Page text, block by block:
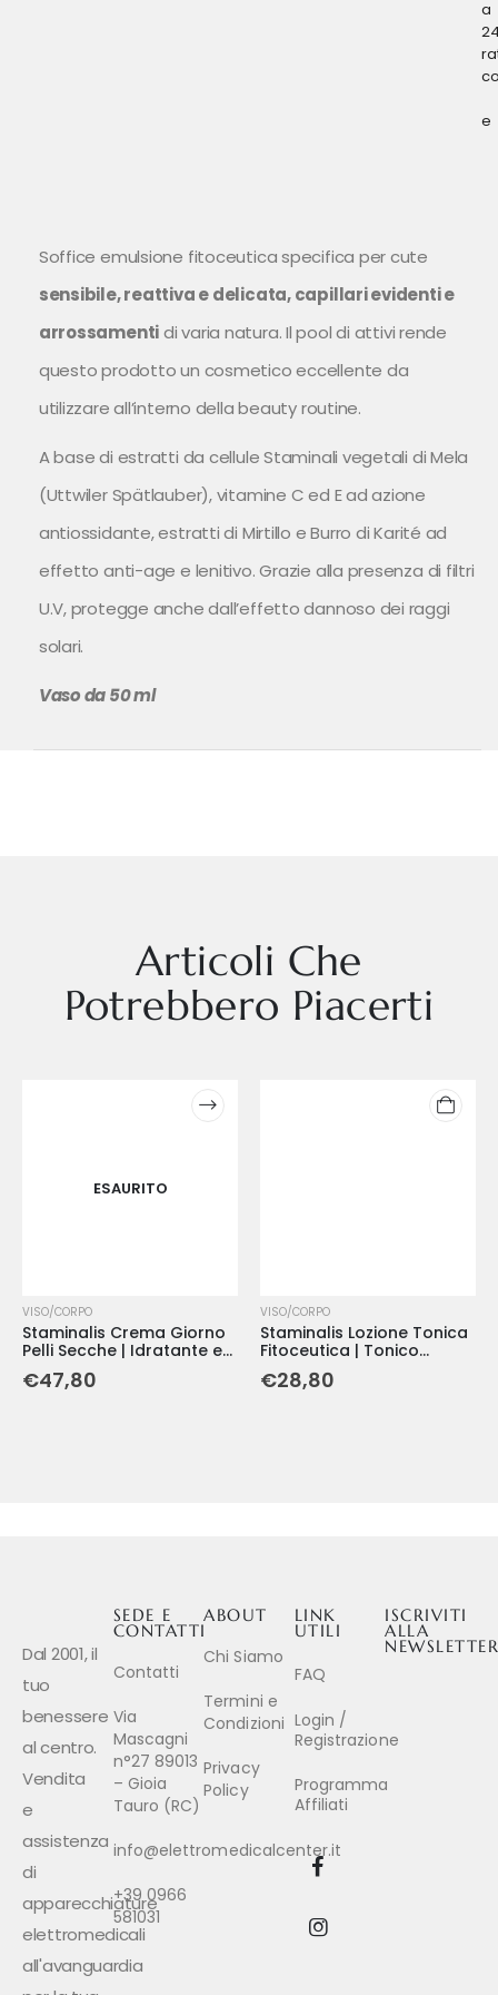
a
e
Soffice emulsione fitoceutica specifica per cute
sensibile, reattiva e delicata, capillari evidenti e
arrossamentidi varia natura. Il pool di attivi rende
questo prodotto un cosmetico eccellente da
utilizzare all’interno della beauty routine.
A base di estratti da cellule Staminali vegetali di Mela
(Uttwiler Spätlauber), vitamine C ed E ad azione
antiossidante, estratti di Mirtillo e Burro di Karité ad
effetto anti-age e lenitivo. Grazie alla presenza di filtri
U.V, protegge anche dall’effetto dannoso dei raggi
solari.
Vaso da 50 ml
Articoli Che
Potrebbero Piacerti
ESAURITO
VISO/CORPO
Staminalis Crema Giorno
Pelli Secche | Idratante e
Nutriente Profondo
€47,80
VISO/CORPO
Staminalis Lozione Tonica
Fitoceutica | Tonico
Riequilibrante per Tutti i
Tipi di Pelle - 200 ml
€28,80
Dal 2001, il
tuo
benessere
al centro.
Vendita
e
assistenza
di
apparecchiature
elettromedicali
all'avanguardia
LINK
UTILI
FAQ
Login /
Registrazione
Programma
Affiliati
ABOUT
Chi Siamo
Termini e
Condizioni
Privacy
Policy
SEDE E
CONTATTI
Contatti
Via
Mascagni
n°27 89013
– Gioia
Tauro (RC)
info@elettromedicalcenter.it
+39 0966
581031
ISCRIVITI
ALLA